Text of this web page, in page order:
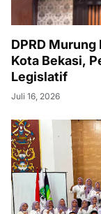
DPRD Murung
Kota Bekasi,
Legislatif
Juli 16, 2026